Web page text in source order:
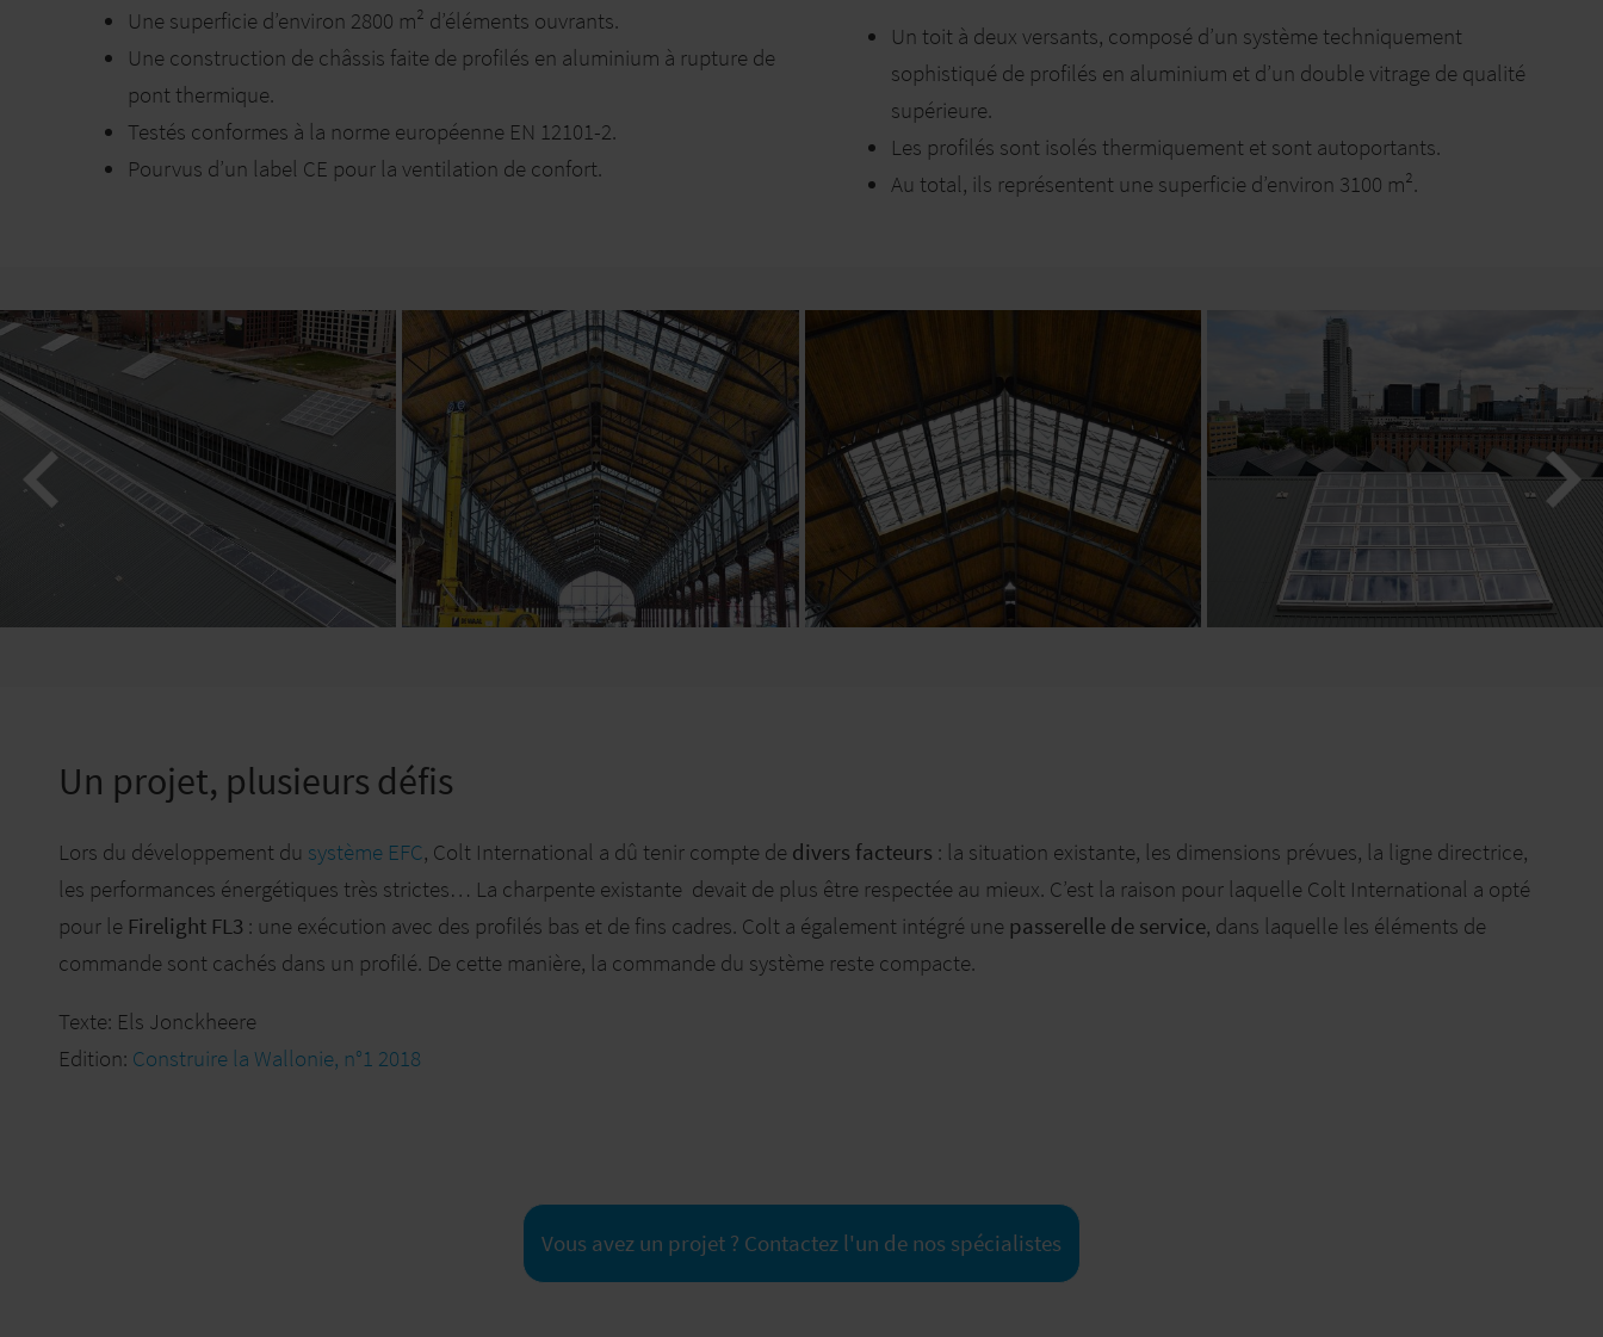
Une superficie d’environ 2800 m² d’éléments ouvrants.
Une construction de châssis faite de profilés en aluminium à rupture de
pont thermique.
Testés conformes à la norme européenne EN 12101-2.
Pourvus d’un label CE pour la ventilation de confort.
Un toit à deux versants, composé d’un système techniquement
sophistiqué de profilés en aluminium et d’un double vitrage de qualité
supérieure.
Les profilés sont isolés thermiquement et sont autoportants.
Au total, ils représentent une superficie d’environ 3100 m².
Un projet, plusieurs défis
Lors du développement du système EFC, Colt International a dû tenir compte de divers facteurs : la situation existante, les dimensions prévues, la ligne directrice,
les performances énergétiques très strictes… La charpente existante devait de plus être respectée au mieux. C’est la raison pour laquelle Colt International a opté
pour le Firelight FL3 : une exécution avec des profilés bas et de fins cadres. Colt a également intégré une passerelle de service, dans laquelle les éléments de
commande sont cachés dans un profilé. De cette manière, la commande du système reste compacte.
Texte: Els Jonckheere
Edition: Construire la Wallonie, n°1 2018
Vous avez un projet ? Contactez l'un de nos spécialistes